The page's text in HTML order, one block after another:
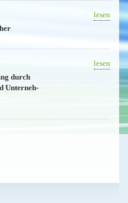
lesen
lesen
durch
Unterneh­